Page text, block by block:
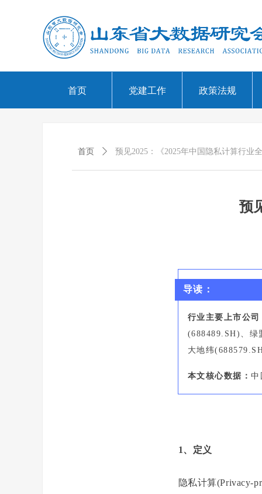
首页 党建工作 政策法规
预
导读：
行业主要上市公司
(688489.SH)、绿
大地纬
本文核心数据： 中
1、定义
隐私计算(Privacy-
首页 ꄲ 预见2025：《2025年中国隐私计算行业